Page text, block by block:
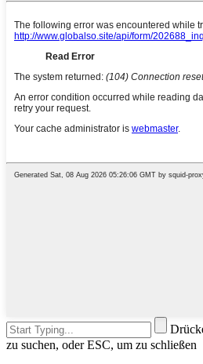
zu suchen, oder ESC, um zu schließen